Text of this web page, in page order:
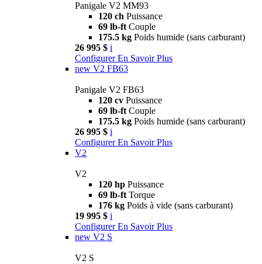
Panigale V2 MM93
120 ch Puissance
69 lb-ft Couple
175.5 kg Poids humide (sans carburant)
26 995 $ i
Configurer En Savoir Plus
new V2 FB63
Panigale V2 FB63
120 cv Puissance
69 lb-ft Couple
175.5 kg Poids humide (sans carburant)
26 995 $ i
Configurer En Savoir Plus
V2
V2
120 hp Puissance
69 lb-ft Torque
176 kg Poids à vide (sans carburant)
19 995 $ i
Configurer En Savoir Plus
new V2 S
V2 S